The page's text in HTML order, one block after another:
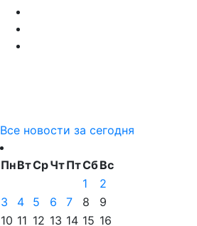
Все новости за сегодня
ПнВтСрЧтПтСбВс
1
2
3
4 5 6 7 8
9
10 11 12 13 14 15 16